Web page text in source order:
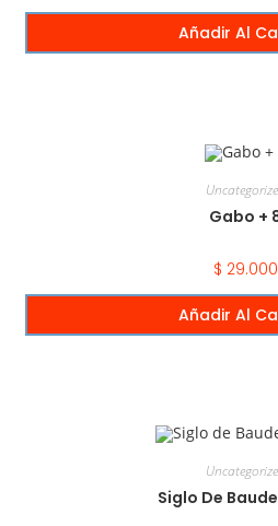
Añadir Al
Gabo +
$ 29.000
Añadir Al
Siglo De